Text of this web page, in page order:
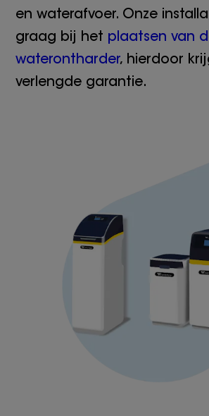
en waterafvoer. Onze
graag bij het plaatsen van
waterontharder, hierdoor
verlengde garantie.